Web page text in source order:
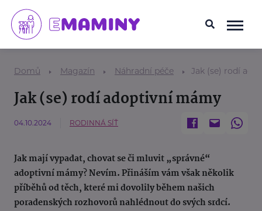
Domů Magazín Náhradní péče Jak (se) rodí
Jak (se) rodí adoptivní mámy
04.10.2024 RODINNÁ SÍŤ
Jak mají vypadat, chovat se či mluvit „správné“
adoptivní mámy? Nevím. Přináším vám však několik
příběhů od těch, které mi dovolily během našich
poradenských rozhovorů nahlédnout do svých srdcí.